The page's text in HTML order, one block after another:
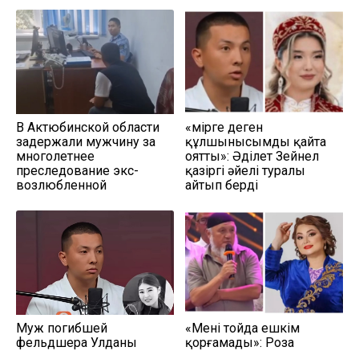
В Актюбинской области
задержали мужчину за
многолетнее
преследование экс-
возлюбленной
«Өмірге деген
құлшынысымды қайта
оятты»: Әділет Зейнел
қазіргі әйелі туралы
айтып берді
Муж погибшей
фельдшера Улданы
«Мені тойда ешкім
қорғамады»: Роза